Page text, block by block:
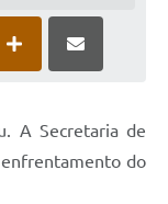
A Secretaria de
enfrentamento do